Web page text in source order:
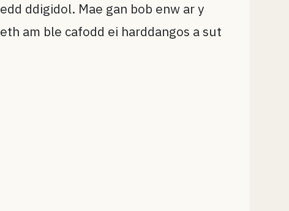
ddigidol. Mae gan bob enw ar y
am ble cafodd ei harddangos a sut